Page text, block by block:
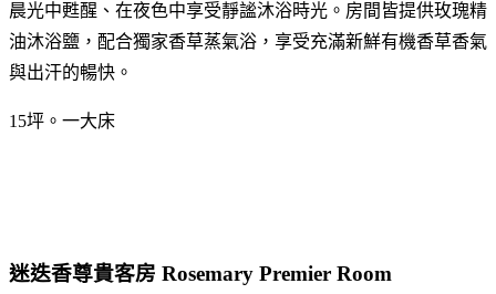
晨光中甦醒、在夜色中享受靜謐沐浴時光。房間皆提供玫瑰精
油沐浴鹽，配合獨家香草蒸氣浴，享受充滿新鮮有機香草香氣
與出汗的暢快。
15坪。一大床
迷迭香尊貴客房 Rosemary Premier Room